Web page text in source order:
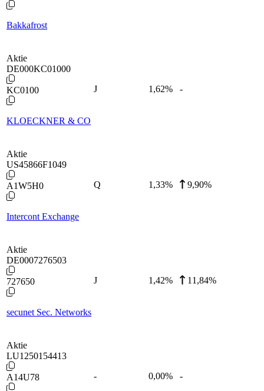
Bakkafrost
Aktie
DE000KC01000
KC0100
KLOECKNER & CO
J 1,62% -
Aktie
US45866F1049
A1W5H0
Intercont Exchange
Q 1,33% 9,90%
Aktie
DE0007276503
727650
secunet Sec. Networks
J 1,42% 11,84%
Aktie
LU1250154413
A14U78 - 0,00% -